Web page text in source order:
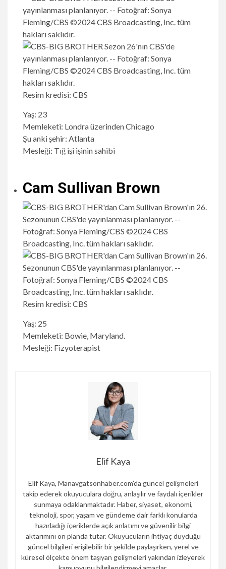
Resim kredisi: CBS
Yaş: 23
Memleketi: Londra üzerinden Chicago
Şu anki şehir: Atlanta
Mesleği: Tığ işi işinin sahibi
Cam Sullivan Brown
Resim kredisi: CBS
Yaş: 25
Memleketi: Bowie, Maryland.
Mesleği: Fizyoterapist
Elif Kaya
Elif Kaya, Manavgatsonhaber.com’da güncel gelişmeleri
takip ederek okuyuculara doğru, anlaşılır ve faydalı içerikler
sunmaya odaklanmaktadır. Haber, siyaset, ekonomi,
teknoloji, spor, yaşam ve gündeme dair farklı konularda
hazırladığı içeriklerde açık anlatımı ve güvenilir bilgi
aktarımını ön planda tutar. Okuyucuların ihtiyaç duyduğu
güncel bilgileri erişilebilir bir şekilde paylaşırken, yerel ve
küresel ölçekte önem taşıyan gelişmeleri yakından izleyerek